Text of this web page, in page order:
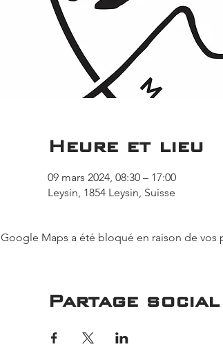
Heure et lieu
09 mars 2024, 08:30 – 17:00
Leysin, 1854 Leysin, Suisse
Google Maps a été bloqué en raison de
Partage social